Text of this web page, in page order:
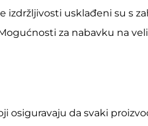
usklađeni su s
za nabavku na
osiguravaju da svaki